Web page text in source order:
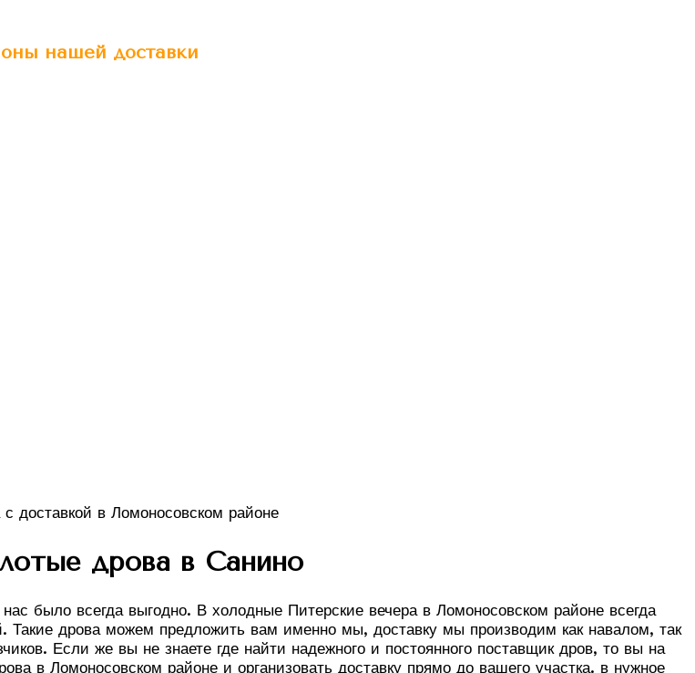
нашей доставки
дрова в Санино
было всегда выгодно. В холодные Питерские вечера в Ломоносовском районе всегда
Такие дрова можем предложить вам именно мы, доставку мы производим как навалом, так
Если же вы не знаете где найти надежного и постоянного поставщик дров, то вы на
в Ломоносовском районе и организовать доставку прямо до вашего участка. в нужное